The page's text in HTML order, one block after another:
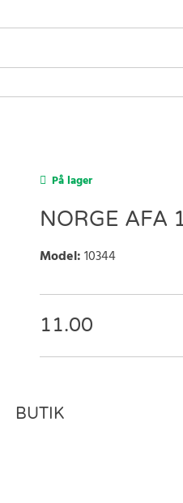
På lager
NORGE AFA
Model:10344
11.00
BUTIK